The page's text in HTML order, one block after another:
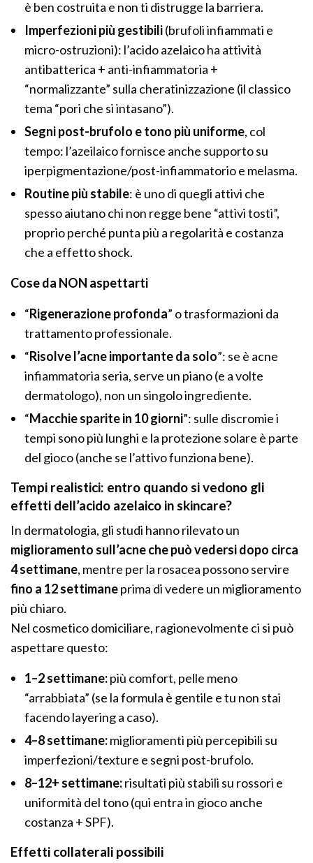
è ben costruita e non ti distrugge la barriera.
Imperfezioni più gestibili(brufoli infiammati e
micro-ostruzioni): l’acido azelaico ha attività
antibatterica + anti-infiammatoria +
“normalizzante” sulla cheratinizzazione (il classico
tema “pori che si intasano”).
Segni post-brufolo e tono più uniforme, col
tempo: l’azeilaico fornisce anche supporto su
iperpigmentazione/post-infiammatorio e melasma.
Routine più stabile: è uno di quegli attivi che
spesso aiutano chi non regge bene “attivi tosti”,
proprio perché punta più a regolarità e costanza
che a effetto shock.
Cose da NON aspettarti
“Rigenerazione profonda” o trasformazioni da
trattamento professionale.
“Risolve l’acne importante da solo”: se è acne
infiammatoria seria, serve un piano (e a volte
dermatologo), non un singolo ingrediente.
“Macchie sparite in 10 giorni”: sulle discromie i
tempi sono più lunghi e la protezione solare è parte
del gioco (anche se l’attivo funziona bene).
Tempi realistici: entro quando si vedono gli
effetti dell’acido azelaico in skincare?
In dermatologia, gli studi hanno rilevato un
miglioramento sull’acneche può vedersi dopo circa
4 settimane, mentre per la rosacea possono servire
fino a 12 settimaneprima di vedere un miglioramento
più chiaro.
Nel cosmetico domiciliare, ragionevolmente ci si può
aspettare questo:
1–2 settimane:più comfort, pelle meno
“arrabbiata” (se la formula è gentile e tu non stai
facendo layering a caso).
4–8 settimane:miglioramenti più percepibili su
imperfezioni/texture e segni post-brufolo.
8–12+ settimane:risultati più stabili su rossori e
uniformità del tono (qui entra in gioco anche
costanza + SPF).
Effetti collaterali possibili